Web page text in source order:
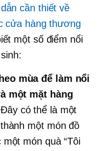
cần thiết về
cửa hàng thương
một số điểm nổi
mùa để làm nổi
một mặt hàng
có thể là một
một món đồ
món quà “Tôi